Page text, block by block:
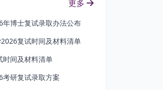
更多
博士复试录取办法公布
复试时间及材料清单
时间及材料清单
研复试录取方案